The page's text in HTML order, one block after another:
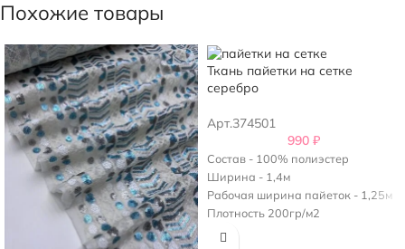
Похожие товары
Ткань пайетки на сетке
серебро
Арт.374501
990 ₽
Состав - 100% полиэстер
Ширина - 1,4м
Рабочая ширина пайеток - 1,25м
Плотность 200гр/м2